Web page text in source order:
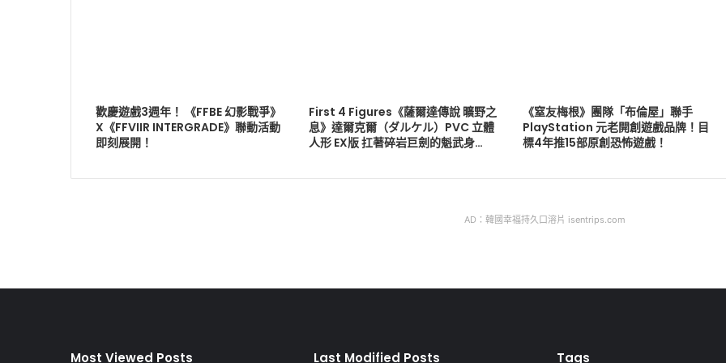
歡慶遊戲3週年！ 《FFBE 幻影戰爭》
X《FFVIIR INTERGRADE》聯動活動
即刻展開！
First 4 Figures《薩爾達傳說 曠野之
息》達爾克爾（ダルケル）PVC 立體
人形 EX版 扛著碎岩巨劍的魁武身…
《窒友梅根》團隊「布倫屋」聯手
PlayStation 元老開創遊戲品牌！目
標4年推15部原創恐怖遊戲！
AD：韓國幸福持久口溶片 isentrips.com
Most Viewed Posts Last Modified Posts Tags